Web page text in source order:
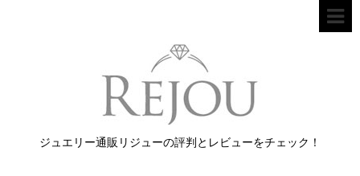
ジュエリー通販リジューの評判とレビューをチェック！